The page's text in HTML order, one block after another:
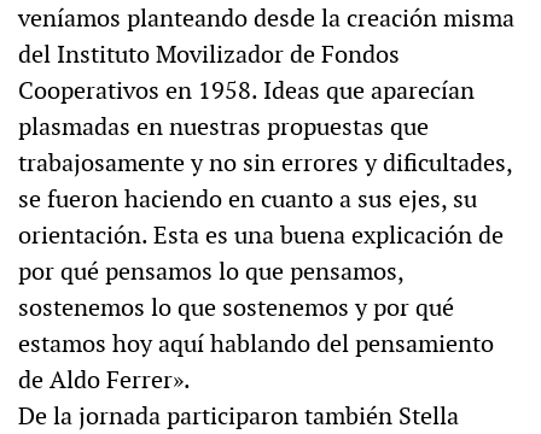
veníamos planteando desde la creación misma
del Instituto Movilizador de Fondos
Cooperativos en 1958. Ideas que aparecían
plasmadas en nuestras propuestas que
trabajosamente y no sin errores y dificultades,
se fueron haciendo en cuanto a sus ejes, su
orientación. Esta es una buena explicación de
por qué pensamos lo que pensamos,
sostenemos lo que sostenemos y por qué
estamos hoy aquí hablando del pensamiento
de Aldo Ferrer».
De la jornada participaron también Stella